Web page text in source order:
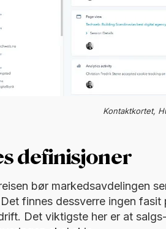
Kontaktkortet,
definisjoner
bør markedsavdelingen
finnes dessverre ingen
Det viktigste her er at